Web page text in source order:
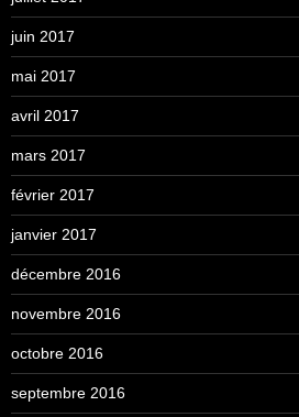
juin 2017
mai 2017
avril 2017
mars 2017
février 2017
janvier 2017
décembre 2016
novembre 2016
octobre 2016
septembre 2016